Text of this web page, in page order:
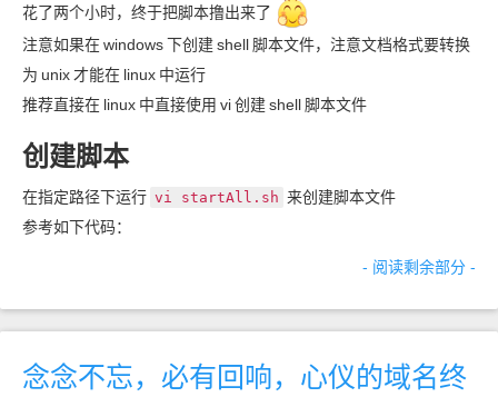
花了两个小时，终于把脚本撸出来了
注意如果在windows下创建shell 脚本文件，注意文档格式要转换
为 unix 才能在 linux 中运行
推荐直接在 linux 中直接使用 vi创建shell 脚本文件
创建脚本
在指定路径下运行 vi startAll.sh 来创建脚本文件
参考如下代码：
- 阅读剩余部分 -
念念不忘，必有回响，心仪的域名终